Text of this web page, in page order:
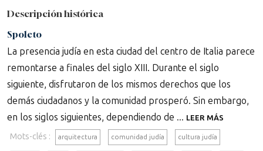
Descripción histórica
Spoleto
La presencia judía en esta ciudad del centro de Italia parece
remontarse a finales del siglo XIII. Durante el siglo
siguiente, disfrutaron de los mismos derechos que los
demás ciudadanos y la comunidad prosperó. Sin embargo,
en los siglos siguientes, dependiendo de ... LEER MÁS
Mots-clés : arquitectura comunidad judía cultura judía